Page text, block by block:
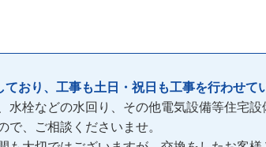
おり、工事も土日・祝日も工事を行わせて
水栓などの水回り、その他電気設備等住宅設
で、ご相談くださいませ。